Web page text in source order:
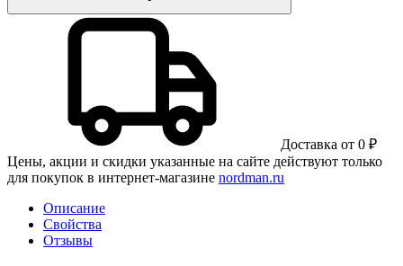
Доставка от 0 ₽
Цены, акции и скидки указанные на сайте действуют только
для покупок в интернет-магазине nordman.ru
Описание
Свойства
Отзывы